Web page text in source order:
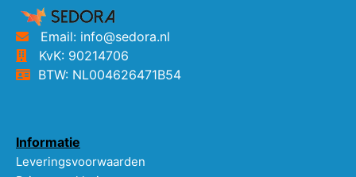
Email: info@sedora.nl
KvK: 90214706
BTW: NL004626471B54
Informatie
Leveringsvoorwaarden